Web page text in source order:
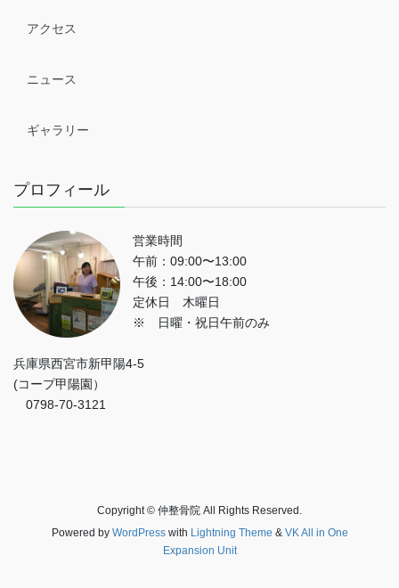
アクセス
ニュース
ギャラリー
プロフィール
営業時間
午前：09:00〜13:00
午後：14:00〜18:00
定休日 木曜日
※ 日曜・祝日午前のみ
兵庫県西宮市新甲陽4-5
(コープ甲陽園）
0798-70-3121
Copyright © 仲整骨院 All Rights Reserved.
Powered by WordPresswith Lightning Theme & VK All in One
Expansion Unit